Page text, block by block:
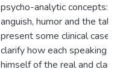
psycho-analytic
anguish, humor and the
present some clinical
clarify how each speaking
himself of the real and